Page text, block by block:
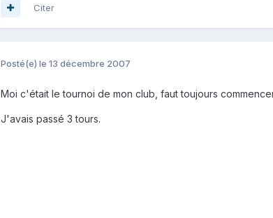
Citer
Posté(e) le 13 décembre 2007
Moi c'était le tournoi de mon club, faut toujours
J'avais passé 3 tours.